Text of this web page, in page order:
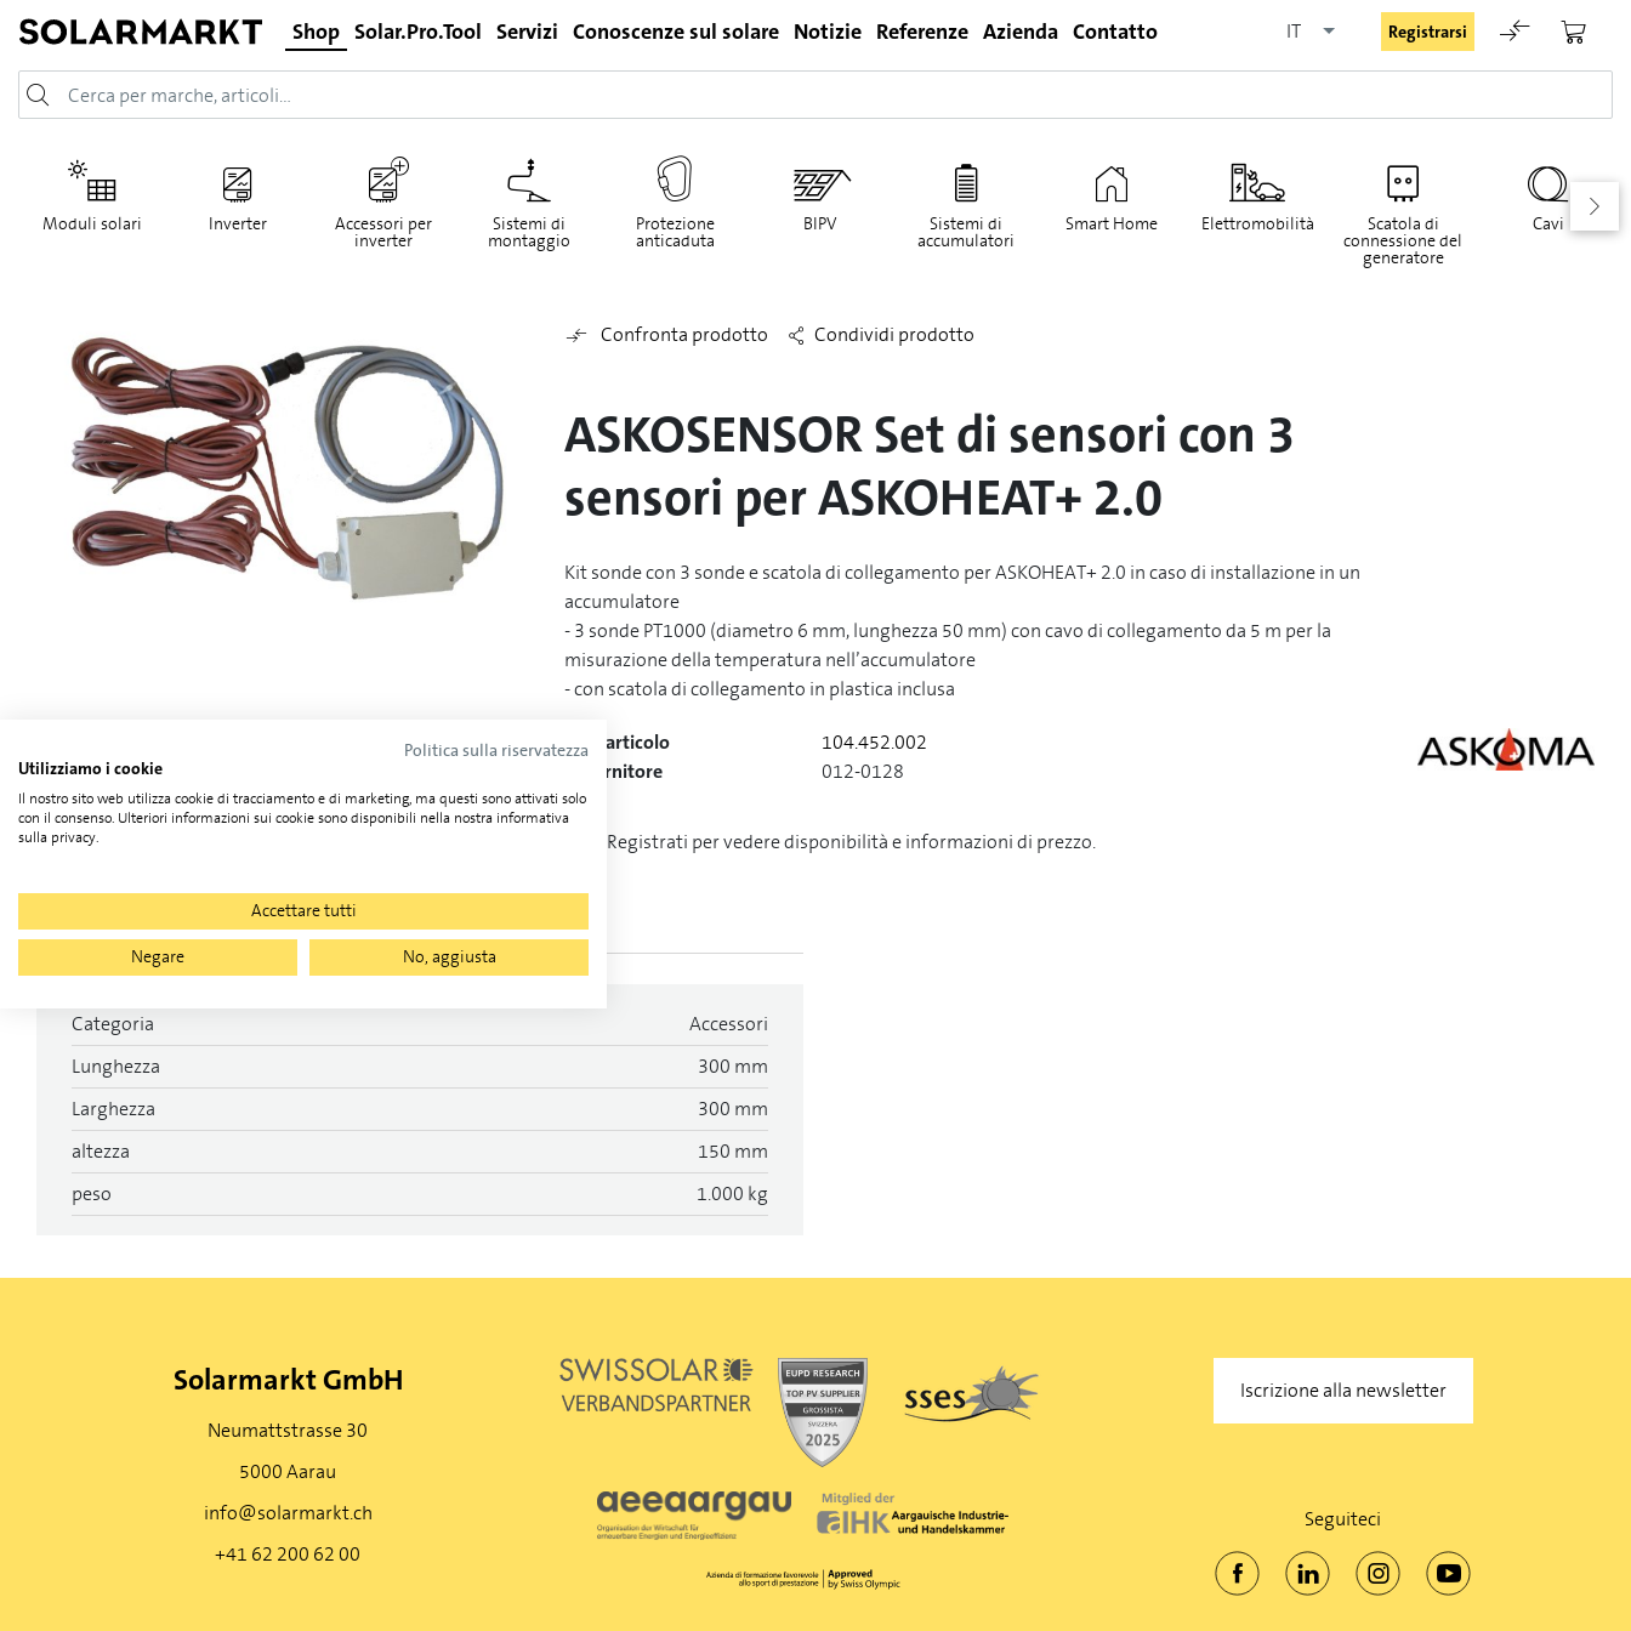
Shop Solar.Pro.Tool Servizi Conoscenze sul solare Notizie Referenze Azienda Contatto IT Registrarsi
Login
Password dimenticata
Richiesta di registrazione per login
Moduli solari Inverter Accessori per
inverter
Sistemi di
montaggio
Protezione
anticaduta
BIPV Sistemi di
accumulatori
Smart Home Elettromobilità Scatola di
connessione del
generatore
Cavi
Confronta prodotto Condividi prodotto
ASKOSENSOR Set di sensori con 3
sensori per ASKOHEAT+ 2.0
Kit sonde con 3 sonde e scatola di collegamento per ASKOHEAT+ 2.0 in caso di installazione in un
accumulatore
- 3 sonde PT1000 (diametro 6 mm, lunghezza 50 mm) con cavo di collegamento da 5 m per la
misurazione della temperatura nell’accumulatore
- con scatola di collegamento in plastica inclusa
Cod. articolo
104.452.002
N. fornitore
012-0128
Registrati per vedere disponibilità e informazioni di prezzo.
Dettagli tecnici
Categoria
Accessori
Lunghezza
300 mm
Larghezza
300 mm
altezza
150 mm
peso
1.000 kg
Solarmarkt GmbH
Neumattstrasse 30
5000 Aarau
info@solarmarkt.ch
+41 62 200 62 00
Iscrizione alla newsletter
Seguiteci
Politica sulla riservatezza
Utilizziamo i cookie
Il nostro sito web utilizza cookie di tracciamento e di marketing, ma questi sono attivati solo
con il consenso. Ulteriori informazioni sui cookie sono disponibili nella nostra informativa
sulla privacy.
Accettare tutti
Negare
No, aggiusta